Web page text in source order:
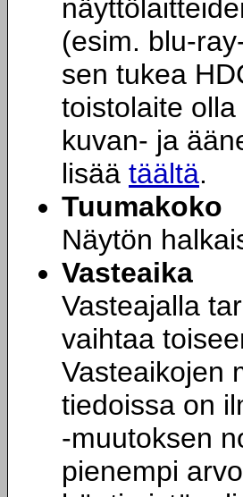
(esim. blu-
sen tukea
toistolaite
kuvan- ja
lisää täältä.
Tuumakoko
Näytön
Vasteaika
Vasteajalla
vaihtaa
Vasteaikojen
tiedoissa on
-muutoksen
pienempi